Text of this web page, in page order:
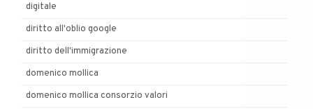
digitale
diritto all'oblio google
diritto dell'immigrazione
domenico mollica
domenico mollica consorzio valori